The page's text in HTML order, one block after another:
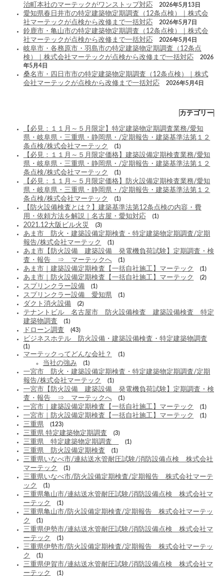
治町本社のマーテックがワンストップ対応
2026年5月13日
愛知県春日井市の特定建築物定期調査（12条点検）｜株式会
社マーテックが点検から改修まで一括対応
2026年5月7日
鈴鹿市・亀山市の特定建築物定期調査（12条点検）｜株式会
社マーテックが点検から改修まで一括対応
2026年5月4日
岐阜市・各務原市・羽島市の特定建築物定期調査（12条点
検）｜株式会社マーテックが点検から改修まで一括対応
2026
年5月4日
桑名市・四日市市の特定建築物定期調査（12条点検）｜株式
会社マーテックが点検から改修まで一括対応
2026年5月4日
カテゴリー
【必見：１１月～５月限定】特定建築物定期調査業務/愛知
県・岐阜県・三重県・静岡県・/定期報告・建築基準法第１２
条点検/株式会社マーテック
(1)
【必見：１１月～５月限定価格】建築設備定期検査業務/愛知
県・岐阜県・三重県・静岡県・/定期報告・建築基準法第１２
条点検/株式会社マーテック
(1)
【必見：１１月～５月限定価格】防火設備定期検査業務/愛知
県・岐阜県・三重県・静岡県・/定期報告・建築基準法第１２
条点検/株式会社マーテック
(1)
【防火設備検査とは？】建築基準法第12条点検の内容・費
用・依頼方法を解説｜名古屋・愛知対応
(1)
2021.12大阪ビル火災 (3)
あま市 防火・建築設備定期検査・特定建築物定期調査/定期
報告/株式会社マーテック
(1)
あま市【防火設備 建築設備 発電機負荷試験】定期調査・検
査・報告 ⇒ マーテックへ
(1)
あま市｜建築設備定期検査【一括自社施工】マーテック (1)
あま市｜防火設備定期検査【一括自社施工】マーテック (2)
スプリンクラー設備 (1)
スプリンクラー設備 愛知県 (1)
ダクト消火設備 (2)
テナントビル 名古屋市 防火設備検査 建築設備検査 特定
建築物調査
(1)
ドローン調査 (43)
ビジネスホテル 防火設備・建築設備検査・特定建築物調査
(1)
マーテックってどんな会社？ (1)
当社の強み (1)
一宮市 防火・建築設備定期検査・特定建築物定期調査/定期
報告/株式会社マーテック
(1)
一宮市【防火設備 建築設備 発電機負荷試験】定期調査・検
査・報告 ⇒ マーテックへ
(1)
一宮市｜建築設備定期検査【一括自社施工】マーテック (1)
一宮市｜防火設備定期検査【一括自社施工】マーテック (1)
三重県 (123)
三重県 特定建築物定期調査 (3)
三重県 特定建築物定期調査 (1)
三重県 防火設備定期検査 (1)
三重県いなべ市/連結送水管耐圧試験/消防設備点検 株式会社
マーテック
(1)
三重県いなべ市/防火設備定期検査/定期報告 株式会社マーテ
ック
(1)
三重県亀山市/連結送水管耐圧試験/消防設備点検 株式会社マ
ーテック
(1)
三重県亀山市/防火設備定期検査/定期報告 株式会社マーテッ
ク
(1)
三重県伊勢市/連結送水管耐圧試験/消防設備点検 株式会社マ
ーテック
(1)
三重県伊勢市/防火設備定期検査/定期報告 株式会社マーテッ
ク
(1)
三重県伊賀市/連結送水管耐圧試験/消防設備点検 株式会社マ
ーテック
(1)